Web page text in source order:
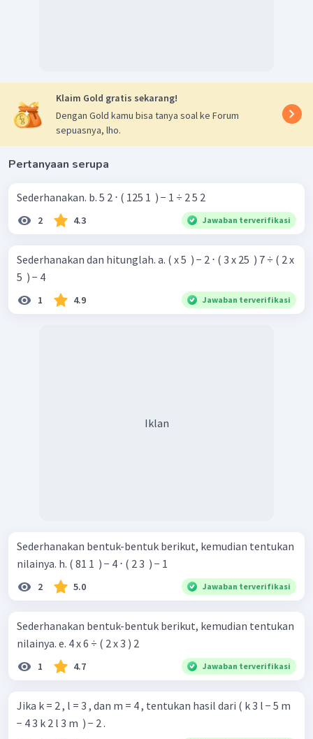
Klaim Gold gratis sekarang!
Dengan Gold kamu bisa tanya soal ke Forum
sepuasnya, lho.
Pertanyaan serupa
Sederhanakan. b. 5 2 ⋅ ( 125 1 ​ ) − 1 ÷ 2 5 2
2 4.3 Jawaban terverifikasi
Sederhanakan dan hitunglah. a. ( x 5 ​ ) − 2 ⋅ ( 3 x 25 ​ ) 7 ÷ ( 2 x
5 ​ ) − 4
1 4.9 Jawaban terverifikasi
Iklan
Sederhanakan bentuk-bentuk berikut, kemudian tentukan
nilainya. h. ( 81 1 ​ ) − 4 ⋅ ( 2 3 ​ ) − 1
2 5.0 Jawaban terverifikasi
Sederhanakan bentuk-bentuk berikut, kemudian tentukan
nilainya. e. 4 x 6 ÷ ( 2 x 3 ) 2
1 4.7 Jawaban terverifikasi
Jika k = 2 , l = 3 , dan m = 4 , tentukan hasil dari ( k 3 l − 5 m
− 4 3 k 2 l 3 m ​ ) − 2 .